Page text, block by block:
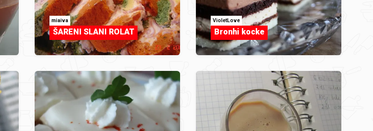
miaiva
ŠARENI SLANI ROLAT
VioletLove
Bronhi kocke